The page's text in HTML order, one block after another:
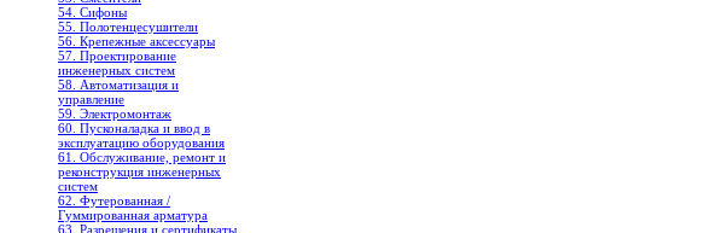
54. Сифоны
55. Полотенцесушители
56. Крепежные аксессуары
57. Проектирование
инженерных систем
58. Автоматизация и
управление
59. Электромонтаж
60. Пусконаладка и ввод в
эксплуатацию оборудования
61. Обслуживание, ремонт и
реконструкция инженерных
систем
62. Футерованная /
Гуммированная арматура
63. Разрешения и сертификаты